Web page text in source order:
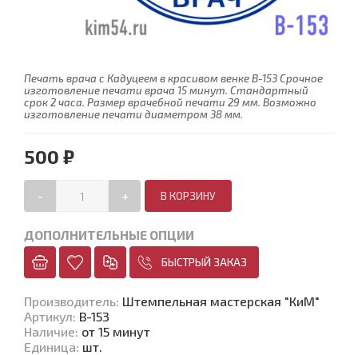
Печать врача с Кадуцеем в красивом венке В-153 Срочное
изготовление печати врача 15 минут. Стандартный
срок 2 часа. Размер врачебной печати 29 мм. Возможно
изготовление печати диаметром 38 мм.
500 ₽
- +
ДОПОЛНИТЕЛЬНЫЕ ОПЦИИ
БЫСТРЫЙ ЗАКАЗ
Производитель: Штемпельная мастерская "КиМ"
Артикул: В-153
Наличие: от 15 минут
Единица: шт.